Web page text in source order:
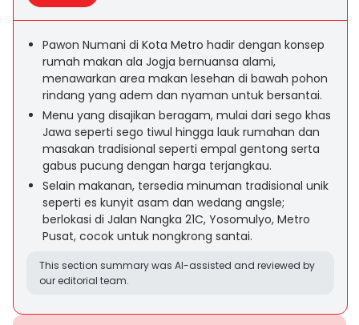
Pawon Numani di Kota Metro hadir dengan konsep
rumah makan ala Jogja bernuansa alami,
menawarkan area makan lesehan di bawah pohon
rindang yang adem dan nyaman untuk bersantai.
Menu yang disajikan beragam, mulai dari sego khas
Jawa seperti sego tiwul hingga lauk rumahan dan
masakan tradisional seperti empal gentong serta
gabus pucung dengan harga terjangkau.
Selain makanan, tersedia minuman tradisional unik
seperti es kunyit asam dan wedang angsle;
berlokasi di Jalan Nangka 21C, Yosomulyo, Metro
Pusat, cocok untuk nongkrong santai.
This section summary was AI-assisted and reviewed by
our editorial team.